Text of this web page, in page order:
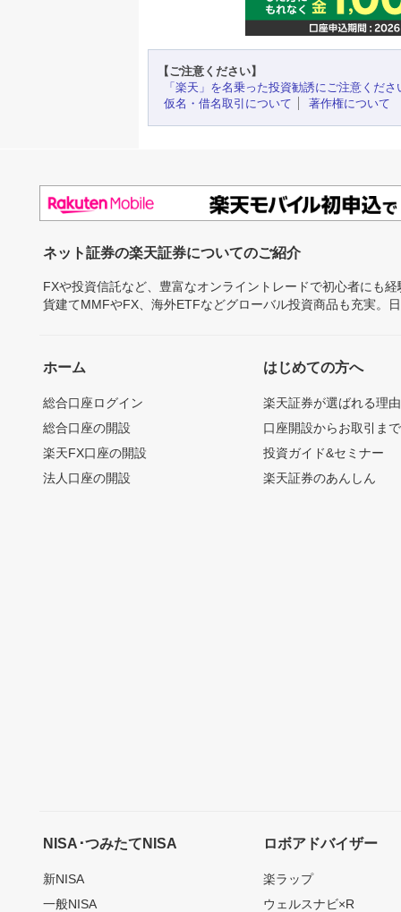
【ご注意ください】
「楽天」を名乗った投資勧誘にご注意くださ
仮名・借名取引について
著作権について
ネット証券の楽天証券についてのご紹介
FXや投資信託など、豊富なオンライントレードで初心者にも
貨建てMMFやFX、海外ETFなどグローバル投資商品も充実。
ホーム
総合口座ログイン
総合口座の開設
楽天FX口座の開設
法人口座の開設
はじめての方へ
楽天証券が選ばれる理由
口座開設からお取引ま
投資ガイド&セミナー
楽天証券のあんしん
NISA･つみたてNISA
新NISA
一般NISA
ロボアドバイザー
楽ラップ
ウェルスナビ×R